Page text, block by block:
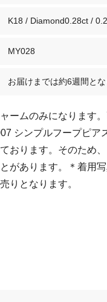
K18 / Diamond0.28ct /
MY028
お届けまでは約6週間とな
ームのみになります
シンプルフープピ
おります。そのため
があります。＊着用
りとなります。